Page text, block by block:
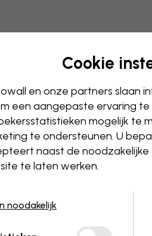
Oranje Roze
Tienerkamer
this component.
3 gratis
Cookie
en onze partners slaan
een aangepaste ervaring te
mogelijk te
te ondersteunen. U
naast de noodzakelijke
te laten werken.
noodakelijk